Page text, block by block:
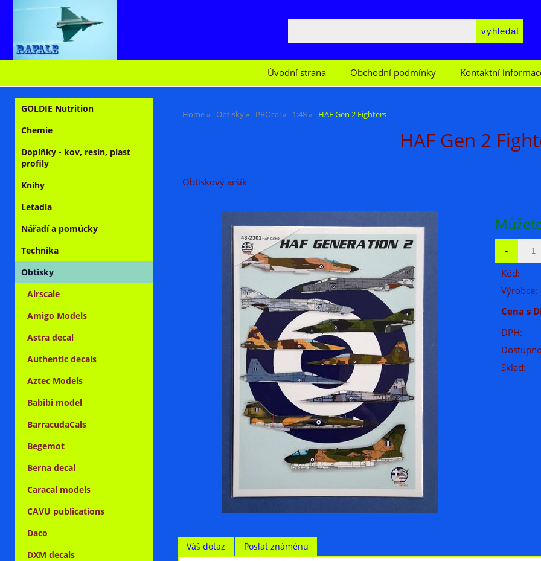
Úvodní strana Obchodní podmínky Kontaktní
Home Obtisky PROcal 1:48 HAF Gen 2 Fighters
HAF Gen 2
Obtiskový aršík
Kód:
Výrobce:
Cena s
DPH:
Sklad:
Váš dotaz Poslat známénu
GOLDIE Nutrition
Chemie
Doplňky - kov, resin, plast
profily
Knihy
Letadla
Nářadí a pomůcky
Technika
Obtisky
Airscale
Amigo Models
Astra decal
Authentic decals
Aztec Models
Babibi model
BarracudaCals
Begemot
Berna decal
Caracal models
CAVU publications
Daco
DXM decals